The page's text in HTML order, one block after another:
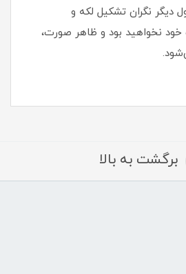
دیگر نگران تشکیل لکه و
نخواهید بود و ظاهر صورت،
برگشت به بالا